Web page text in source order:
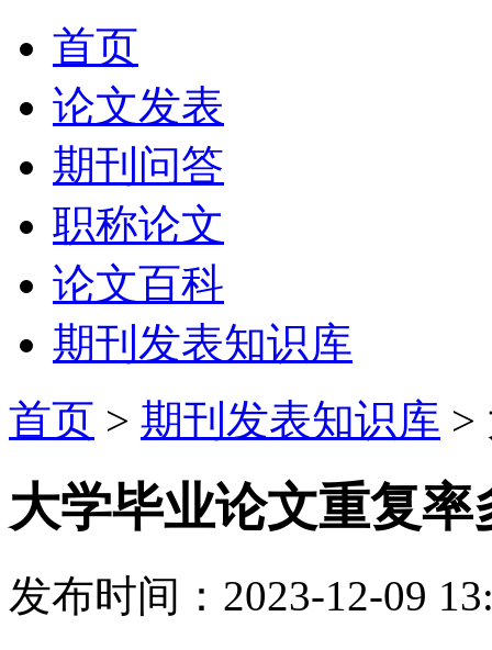
首页
论文发表
期刊问答
职称论文
论文百科
期刊发表知识库
首页 > 期刊发表知识库 >
大学毕业论文重复率
发布时间： 2023-12-09